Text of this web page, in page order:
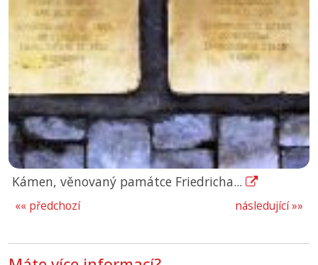
Kámen, věnovaný památce Friedricha...
následující »»
«« předchozí